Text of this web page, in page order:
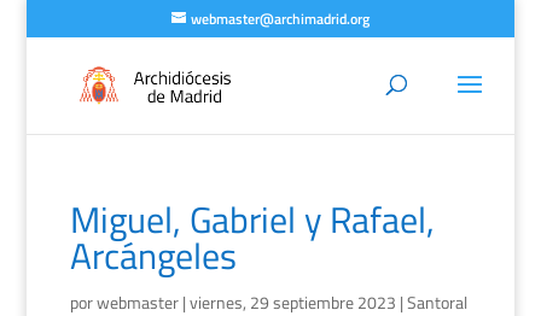
webmaster@archimadrid.org
Miguel, Gabriel y Rafael,
Arcángeles
porwebmaster|viernes, 29 septiembre 2023 |Santoral